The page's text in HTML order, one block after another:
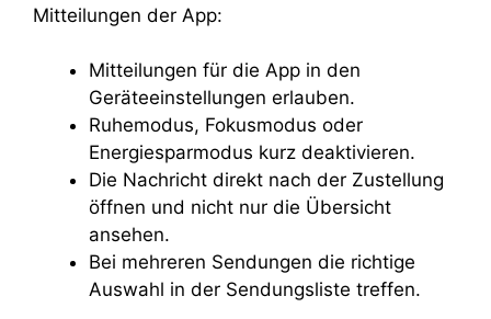
Mitteilungen der App:
Mitteilungen für die App in den
Geräteeinstellungen erlauben.
Ruhemodus, Fokusmodus oder
Energiesparmodus kurz deaktivieren.
Die Nachricht direkt nach der Zustellung
öffnen und nicht nur die Übersicht
ansehen.
Bei mehreren Sendungen die richtige
Auswahl in der Sendungsliste treffen.